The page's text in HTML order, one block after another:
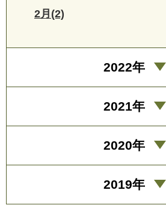
2月(2)
2022年
2021年
2020年
2019年